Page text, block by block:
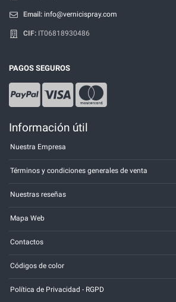
Email: info@vernicispray.com
CIF: IT06818930486
PAGOS SEGUROS
Información útil
Nuestra Empresa
Términos y condiciones generales de venta
Nuestras reseñas
Mapa Web
Contactos
Códigos de color
Política de Privacidad - RGPD